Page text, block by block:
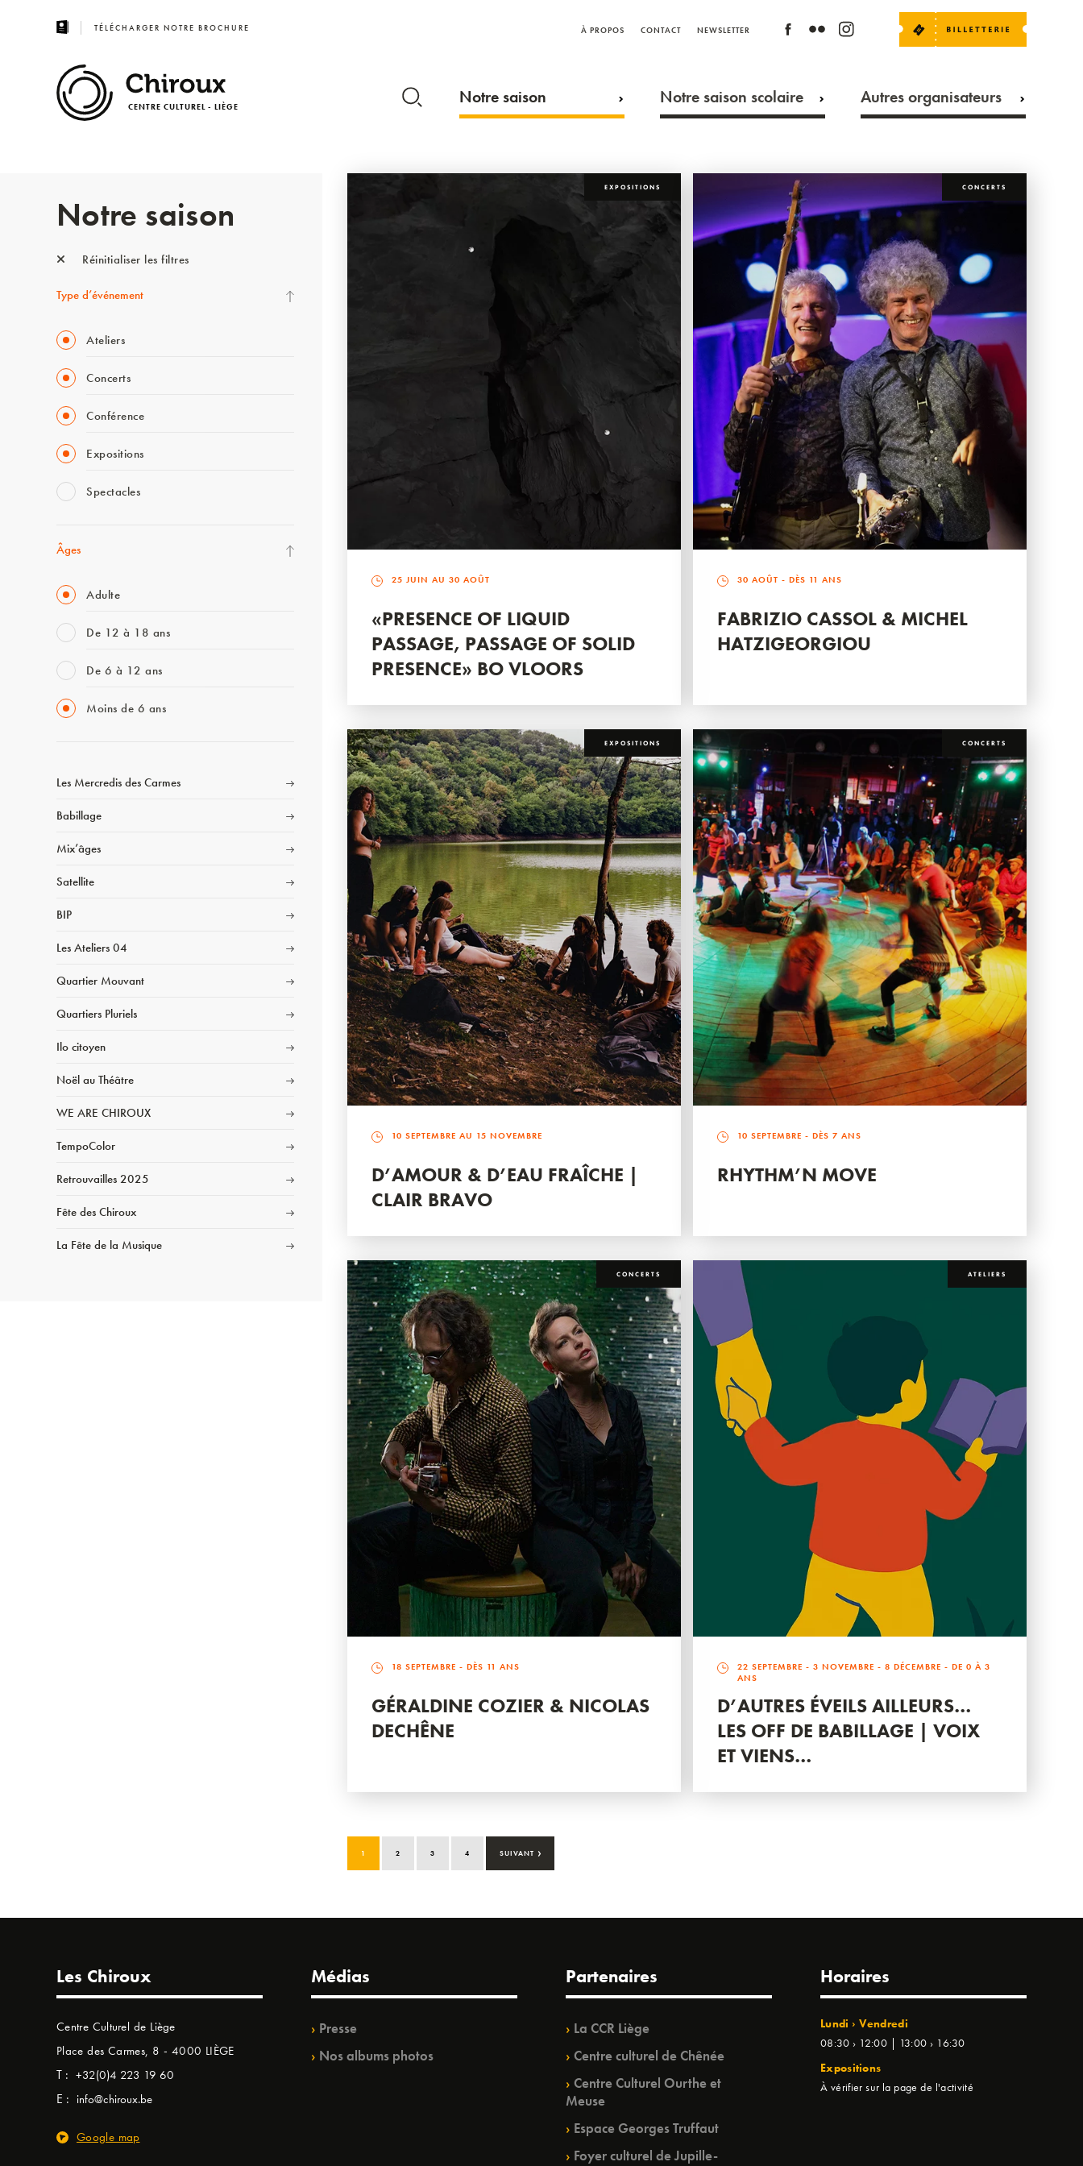
TÉLÉCHARGER NOTRE BROCHURE À PROPOS CONTACT NEWSLETTER
CENTRE CULTUREL - LIÈGE Notre saison Notre saison scolaire Autres organisateurs
Notre saison
Réinitialiser les filtres
Type d’événement
Ateliers
Concerts
Conférence
Expositions
Spectacles
Âges
Adulte
De 12 à 18 ans
De 6 à 12 ans
Moins de 6 ans
Les Mercredis des Carmes
Babillage
Mix’âges
Satellite
BIP
Les Ateliers 04
Quartier Mouvant
Quartiers Pluriels
Ilo citoyen
Noël au Théâtre
WE ARE CHIROUX
TempoColor
Retrouvailles 2025
Fête des Chiroux
La Fête de la Musique
EXPOSITIONS
25 JUIN AU 30 AOÛT
«PRESENCE OF LIQUID
PASSAGE, PASSAGE OF SOLID
PRESENCE» BO VLOORS
CONCERTS
30 AOÛT - DÈS 11 ANS
FABRIZIO CASSOL & MICHEL
HATZIGEORGIOU
EXPOSITIONS
10 SEPTEMBRE AU 15 NOVEMBRE
D’AMOUR & D’EAU FRAÎCHE |
CLAIR BRAVO
CONCERTS
10 SEPTEMBRE - DÈS 7 ANS
RHYTHM’N MOVE
CONCERTS
18 SEPTEMBRE - DÈS 11 ANS
GÉRALDINE COZIER & NICOLAS
DECHÊNE
ATELIERS
22 SEPTEMBRE -3 NOVEMBRE -8 DÉCEMBRE - DE 0 À 3
ANS
D’AUTRES ÉVEILS AILLEURS…
LES OFF DE BABILLAGE | VOIX
ET VIENS…
1 2 3 4 SUIVANT ›
Les Chiroux
Centre Culturel de Liège
Place des Carmes, 8 - 4000 LIÈGE
T : +32(0)4 223 19 60
E : info@chiroux.be
Google map
Médias
Presse
Nos albums photos
Partenaires
La CCR Liège
Centre culturel de Chênée
Centre Culturel Ourthe et
Meuse
Espace Georges Truffaut
Foyer culturel de Jupille-
Horaires
Lundi › Vendredi
08:30 › 12:00 | 13:00 › 16:30
Expositions
À vérifier sur la page de l'activité